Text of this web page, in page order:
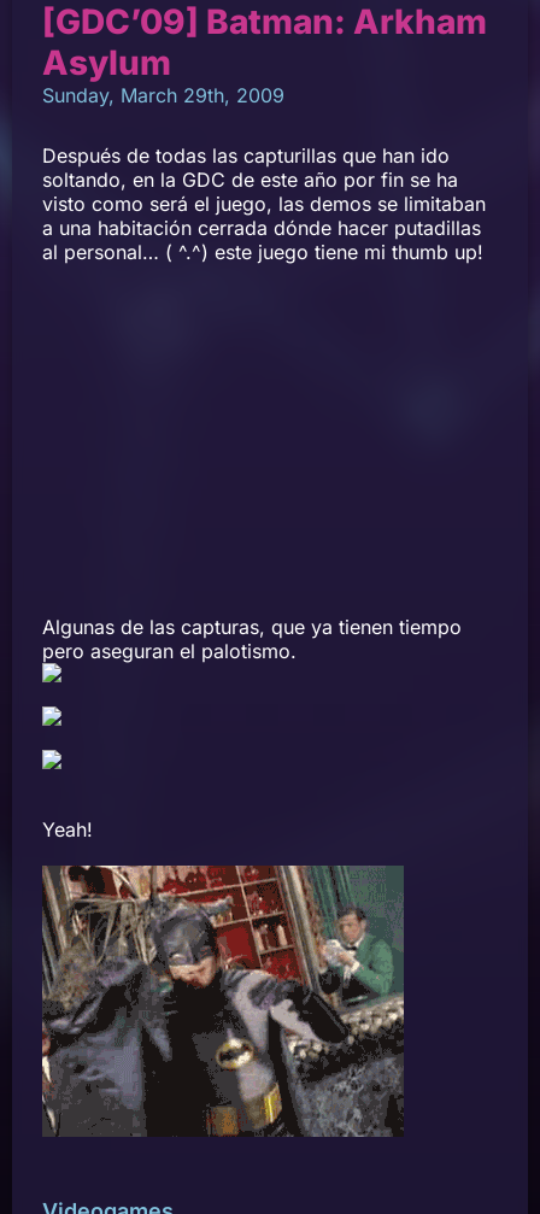
[GDC’09] Batman: Arkham
Asylum
Sunday, March 29th, 2009
Después de todas las capturillas que han ido
soltando, en la GDC de este año por fin se ha
visto como será el juego, las demos se limitaban
a una habitación cerrada dónde hacer putadillas
al personal… ( ^.^) este juego tiene mi thumb up!
Algunas de las capturas, que ya tienen tiempo
pero aseguran el palotismo.
Yeah!